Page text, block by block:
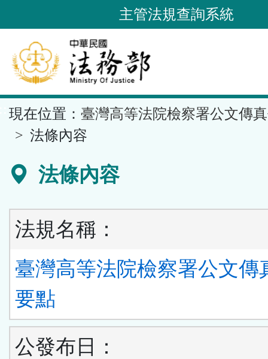
到
要
內
容
區
塊
主管法規查詢系統
現在位置： 臺灣高等法院檢察署公文傳
法條內容
法條內容
法規名稱：
臺灣高等法院檢察署公文傳
要點
公發布日：